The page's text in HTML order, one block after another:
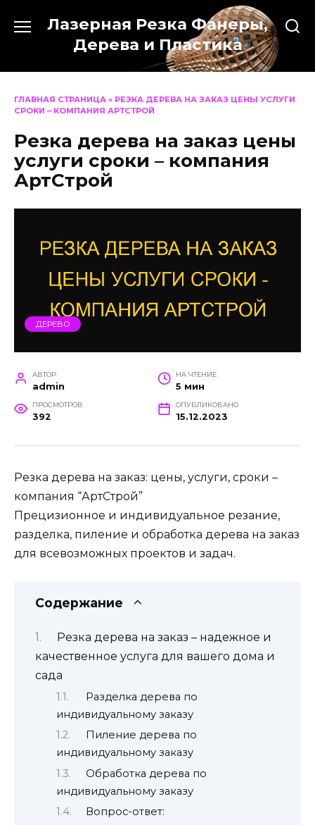
содержанию
Лазерная Резка Фанеры,
Дерева и Пластика
ГЛАВНАЯ СТРАНИЦА » РЕЗКА ДЕРЕВА НА ЗАКАЗ ЦЕНЫ УСЛУГИ
СРОКИ – КОМПАНИЯ АРТСТРОЙ
Резка дерева на заказ цены
услуги сроки – компания
АртСтрой
ДЕРЕВО
АВТОР
admin
НА ЧТЕНИЕ
5 мин
ПРОСМОТРОВ
392
ОПУБЛИКОВАНО
15.12.2023
Резка дерева на заказ: цены, услуги, сроки –
компания “АртСтрой”
Прецизионное и индивидуальное резание,
разделка, пиление и обработка дерева на заказ
для всевозможных проектов и задач.
Содержание
Резка дерева на заказ – надежное и
качественное услуга для вашего дома и
сада
Разделка дерева по
индивидуальному заказу
Пиление дерева по
индивидуальному заказу
Обработка дерева по
индивидуальному заказу
Вопрос-ответ: